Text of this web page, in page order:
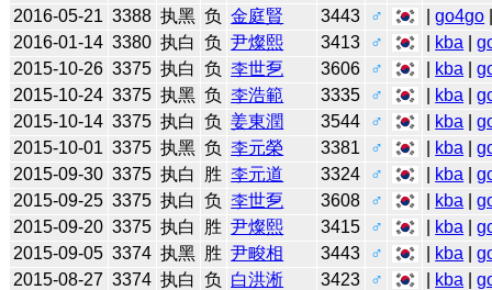
2016-05-21 3388 执黑 负 金庭賢 3443 ♂ |go4go
2016-01-14 3380 执白 负 尹燦熙 3413 ♂ kba |
2015-10-26 3375 执白 负 李世乭 3606 ♂ kba |
2015-10-24 3375 执黑 负 李浩範 3335 ♂ kba |
2015-10-14 3375 执白 负 姜東潤 3544 ♂ kba |
2015-10-01 3375 执黑 负 李元榮 3381 ♂ kba |
2015-09-30 3375 执白 胜 李元道 3324 ♂ kba |
2015-09-25 3375 执白 负 李世乭 3608 ♂ kba |
2015-09-20 3375 执白 胜 尹燦熙 3415 ♂ kba |
2015-09-05 3374 执黑 胜 尹畯相 3443 ♂ kba |
2015-08-27 3374 执白 负 白洪淅 3423 ♂ kba |